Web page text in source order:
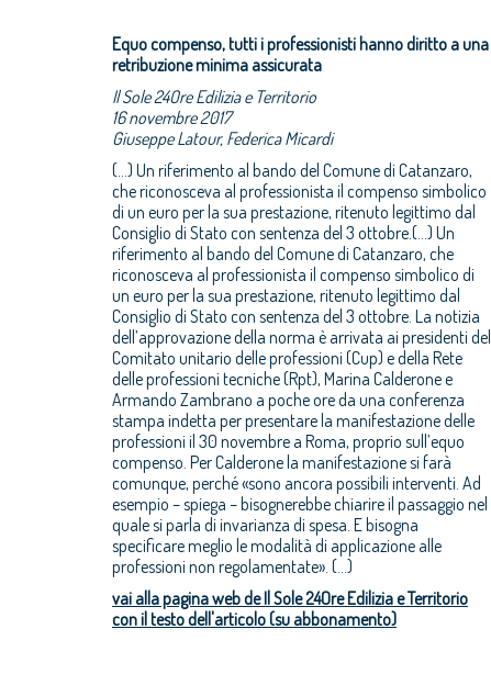
Equo compenso, tutti i professionisti hanno diritto a una
retribuzione minima assicurata
Il Sole 24Ore Edilizia e Territorio
16 novembre 2017
Giuseppe Latour, Federica Micardi
(...) Un riferimento al bando del Comune di Catanzaro,
che riconosceva al professionista il compenso simbolico
di un euro per la sua prestazione, ritenuto legittimo dal
Consiglio di Stato con sentenza del 3 ottobre.(...) Un
riferimento al bando del Comune di Catanzaro, che
riconosceva al professionista il compenso simbolico di
un euro per la sua prestazione, ritenuto legittimo dal
Consiglio di Stato con sentenza del 3 ottobre. La notizia
dell’approvazione della norma è arrivata ai presidenti del
Comitato unitario delle professioni (Cup) e della Rete
delle professioni tecniche (Rpt), Marina Calderone e
Armando Zambrano a poche ore da una conferenza
stampa indetta per presentare la manifestazione delle
professioni il 30 novembre a Roma, proprio sull’equo
compenso. Per Calderone la manifestazione si farà
comunque, perché «sono ancora possibili interventi. Ad
esempio – spiega – bisognerebbe chiarire il passaggio nel
quale si parla di invarianza di spesa. E bisogna
specificare meglio le modalità di applicazione alle
professioni non regolamentate». (...)
vai alla pagina web de Il Sole 24Ore Edilizia e Territorio
con il testo dell'articolo (su abbonamento)